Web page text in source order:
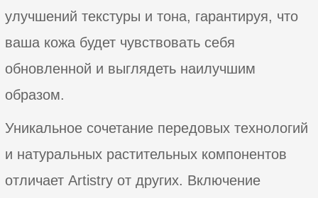
улучшений текстуры и тона, гарантируя, что
ваша кожа будет чувствовать себя
обновленной и выглядеть наилучшим
образом.
Уникальное сочетание передовых технологий
и натуральных растительных компонентов
отличает Artistry от других. Включение